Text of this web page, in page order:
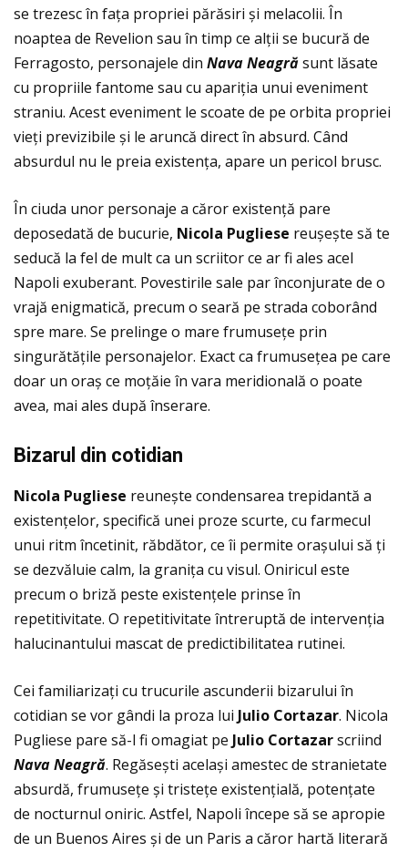
se trezesc în faţa propriei părăsiri și melacolii. În
noaptea de Revelion sau în timp ce alţii se bucură de
Ferragosto, personajele din Nava Neagrăsunt lăsate
cu propriile fantome sau cu apariţia unui eveniment
straniu. Acest eveniment le scoate de pe orbita propriei
vieţi previzibile și le aruncă direct în absurd. Când
absurdul nu le preia existenţa, apare un pericol brusc.
În ciuda unor personaje a căror existenţă pare
deposedată de bucurie, Nicola Pugliese reușește să te
seducă la fel de mult ca un scriitor ce ar fi ales acel
Napoli exuberant. Povestirile sale par înconjurate de o
vrajă enigmatică, precum o seară pe strada coborând
spre mare. Se prelinge o mare frumuseţe prin
singurătăţile personajelor. Exact ca frumuseţea pe care
doar un oraș ce moţăie în vara meridională o poate
avea, mai ales după înserare.
Bizarul din cotidian
Nicola Pugliese reunește condensarea trepidantă a
existenţelor, specifică unei proze scurte, cu farmecul
unui ritm încetinit, răbdător, ce îi permite orașului să ţi
se dezvăluie calm, la graniţa cu visul. Oniricul este
precum o briză peste existenţele prinse în
repetitivitate. O repetitivitate întreruptă de intervenţia
halucinantului mascat de predictibilitatea rutinei.
Cei familiarizaţi cu trucurile ascunderii bizarului în
cotidian se vor gândi la proza lui Julio Cortazar. Nicola
Pugliese pare să-l fi omagiat pe Julio Cortazarscriind
Nava Neagră. Regăsești același amestec de stranietate
absurdă, frumuseţe și tristeţe existenţială, potenţate
de nocturnul oniric. Astfel, Napoli începe să se apropie
de un Buenos Aires și de un Paris a căror hartă literară